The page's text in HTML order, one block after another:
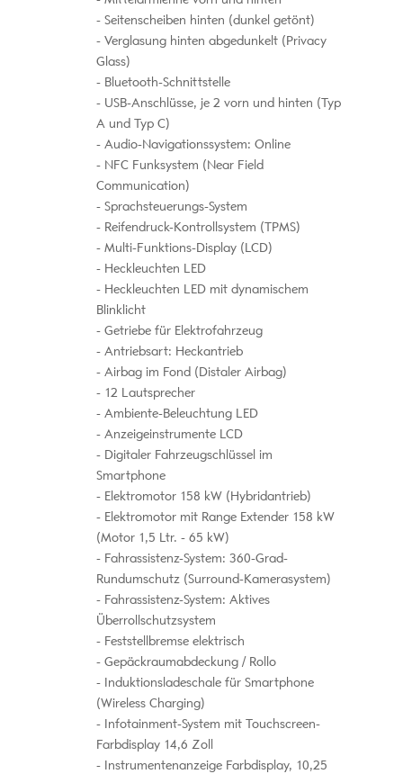
Seitenscheiben hinten (dunkel getönt)
Verglasung hinten abgedunkelt (Privacy
Glass)
Bluetooth-Schnittstelle
USB-Anschlüsse, je 2 vorn und hinten (Typ
A und Typ C)
Audio-Navigationssystem: Online
NFC Funksystem (Near Field
Communication)
Sprachsteuerungs-System
Reifendruck-Kontrollsystem (TPMS)
Multi-Funktions-Display (LCD)
Heckleuchten LED
Heckleuchten LED mit dynamischem
Blinklicht
Getriebe für Elektrofahrzeug
Antriebsart: Heckantrieb
Airbag im Fond (Distaler Airbag)
12 Lautsprecher
Ambiente-Beleuchtung LED
Anzeigeinstrumente LCD
Digitaler Fahrzeugschlüssel im
Smartphone
Elektromotor 158 kW (Hybridantrieb)
Elektromotor mit Range Extender 158 kW
(Motor 1,5 Ltr. - 65 kW)
Fahrassistenz-System: 360-Grad-
Rundumschutz (Surround-Kamerasystem)
Fahrassistenz-System: Aktives
Überrollschutzsystem
Feststellbremse elektrisch
Gepäckraumabdeckung / Rollo
Induktionsladeschale für Smartphone
(Wireless Charging)
Infotainment-System mit Touchscreen-
Farbdisplay 14,6 Zoll
Instrumentenanzeige Farbdisplay, 10,25